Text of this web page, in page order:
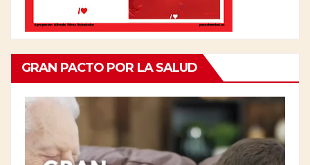
GRAN PACTO POR LA SALUD